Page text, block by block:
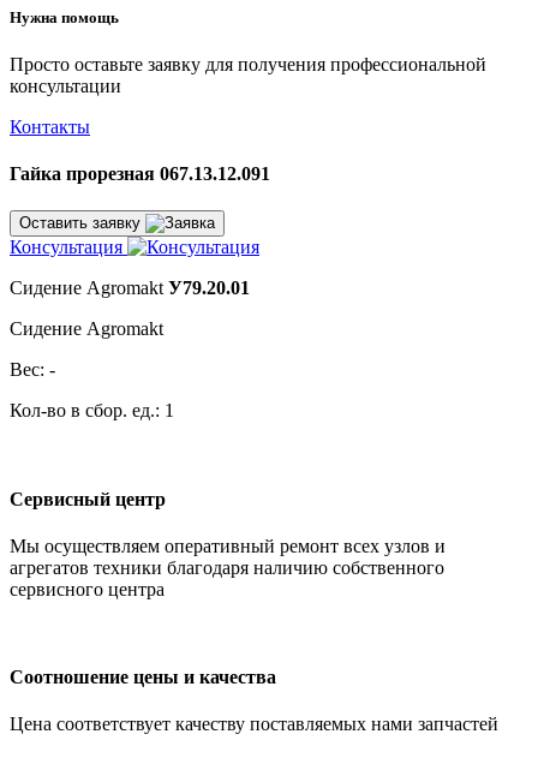
Нужна помощь
Просто оставьте заявку для получения профессиональной
консультации
Контакты
Гайка прорезная 067.13.12.091
Оставить заявку
Консультация
Сидение Agromakt У79.20.01
Сидение Agromakt
Вес: -
Кол-во в сбор. ед.: 1
Сервисный центр
Мы осуществляем оперативный ремонт всех узлов и
агрегатов техники благодаря наличию собственного
сервисного центра
Соотношение цены и качества
Цена соответствует качеству поставляемых нами запчастей